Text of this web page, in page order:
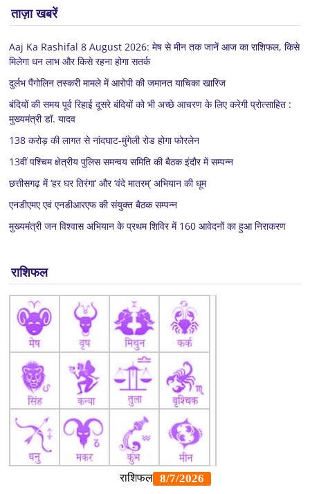
ताज़ा खबरें
Aaj Ka Rashifal 8 August 2026: मेष से मीन तक जानें आज का राशिफल, किसे
मिलेगा धन लाभ और किसे रहना होगा सतर्क
दुर्लभ पैंगोलिन तस्करी मामले में आरोपी की जमानत याचिका खारिज
बंदियों की समय पूर्व रिहाई दूसरे बंदियों को भी अच्छे आचरण के लिए करेगी प्रोत्साहित :
मुख्यमंत्री डॉ. यादव
138 करोड़ की लागत से नांदघाट-मुंगेली रोड होगा फोरलेन
13वीं पश्चिम क्षेत्रीय पुलिस समन्वय समिति की बैठक इंदौर में सम्पन्न
छत्तीसगढ़ में ‘हर घर तिरंगा’ और ‘वंदे मातरम्’ अभियान की धूम
एनडीएमए एवं एनडीआरएफ की संयुक्त बैठक सम्पन्न
मुख्यमंत्री जन विश्वास अभियान के प्रथम शिविर में 160 आवेदनों का हुआ निराकरण
राशिफल